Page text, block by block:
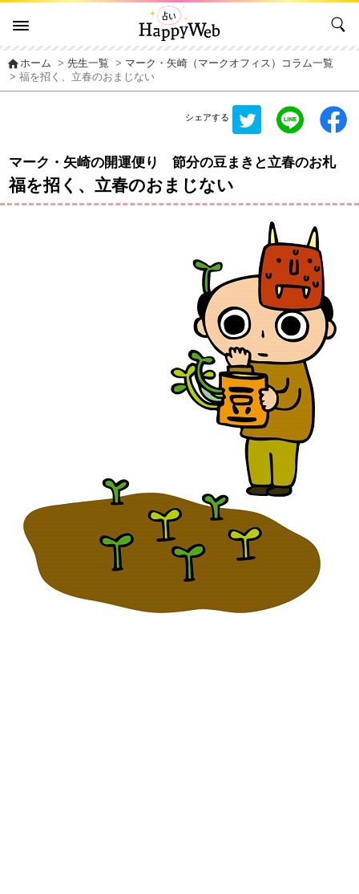
homeホーム >先生一覧 > マーク・矢崎（マークオフィス）コラム一覧
> 福を招く、立春のおまじない
シェアする
マーク・矢崎の開運便り 節分の豆まきと立春のお札
福を招く、立春のおまじない